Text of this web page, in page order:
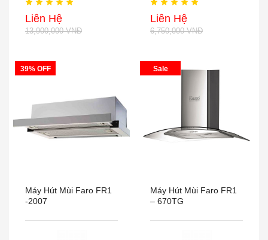
Liên Hệ
13,900,000 VNĐ
Liên Hệ
6,750,000 VNĐ
39% OFF
Máy Hút Mùi Faro FR1
-2007
Sale
Máy Hút Mùi Faro FR1
– 670TG